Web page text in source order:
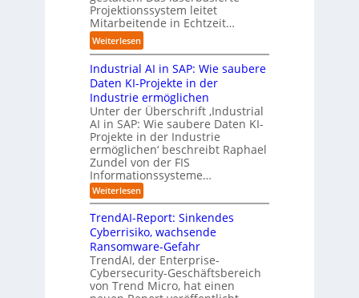
u
n
g
e
n
t
o
m
a
i
s
i
e
r
u
n
g
s
i
n
e
s
s
E
c
y
s
t
e
m
v
o
n
F
o
r
m
g
w
ä
c
h
s
t
w
e
i
t
e
r
g
t
M
i
s
s
r
a
u
e
n
g
e
g
e
n
ü
b
e
r
Projektionssystem leitet
Mitarbeitende in Echtzeit…
Weiterlesen:
L
a
r
s
h
l
f
t
b
e
i
d
e
r
O
r
i
Industrial AI in SAP: Wie saubere
Daten KI-Projekte in der
Industrie ermöglichen
Unter der Überschrift ‚Industrial
AI in SAP: Wie saubere Daten KI-
Projekte in der Industrie
ermöglichen‘ beschreibt Raphael
Zundel von der FIS
Informationssysteme…
Weiterlesen:
I
n
d
u
s
t
r
i
a
TrendAI-Report: Sinkendes
Cyberrisiko, wachsende
Ransomware-Gefahr
TrendAI, der Enterprise-
Cybersecurity-Geschäftsbereich
von Trend Micro, hat einen